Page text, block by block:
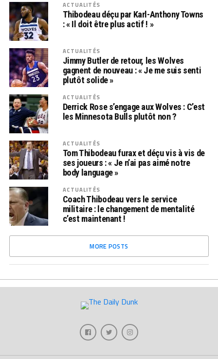
ACTUALITÉS
Thibodeau déçu par Karl-Anthony Towns
: « Il doit être plus actif ! »
ACTUALITÉS
Jimmy Butler de retour, les Wolves
gagnent de nouveau : « Je me suis senti
plutôt solide »
ACTUALITÉS
Derrick Rose s’engage aux Wolves : C’est
les Minnesota Bulls plutôt non ?
ACTUALITÉS
Tom Thibodeau furax et déçu vis à vis de
ses joueurs : « Je n’ai pas aimé notre
body language »
ACTUALITÉS
Coach Thibodeau vers le service
militaire : le changement de mentalité
c’est maintenant !
MORE POSTS